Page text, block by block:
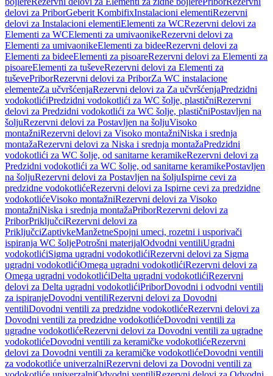
delovi za PriborGeberit KombifixInstalacioni elementiRezervni
delovi za Instalacioni elementiElementi za WCRezervni delovi za
Elementi za WCElementi za umivaonikeRezervni delovi za
Elementi za umivaonikeElementi za bideeRezervni delovi za
Elementi za bideeElementi za pisoareRezervni delovi za Elementi za
pisoareElementi za tuševeRezervni delovi za Elementi za
tuševePriborRezervni delovi za PriborZa WC instalacione
elementeZa učvršćenjaRezervni delovi za Za učvršćenjaPredzidni
vodokotlićiPredzidni vodokotlići za WC šolje, plastičniRezervni
delovi za Predzidni vodokotlići za WC šolje, plastičniPostavljen na
šoljuRezervni delovi za Postavljen na šoljuVisoko
montažniRezervni delovi za Visoko montažniNiska i srednja
montažaRezervni delovi za Niska i srednja montažaPredzidni
vodokotlići za WC šolje, od sanitarne keramikeRezervni delovi za
Predzidni vodokotlići za WC šolje, od sanitarne keramikePostavljen
na šoljuRezervni delovi za Postavljen na šoljuIspirne cevi za
predzidne vodokotlićeRezervni delovi za Ispirne cevi za predzidne
vodokotlićeVisoko montažniRezervni delovi za Visoko
montažniNiska i srednja montažaPriborRezervni delovi za
PriborPriključciRezervni delovi za
PriključciZaptivkeManžetneSpojni umeci, rozetni i usporivači
ispiranja WC šoljePotrošni materijalOdvodni ventiliUgradni
vodokotlićiSigma ugradni vodokotlićiRezervni delovi za Sigma
ugradni vodokotlićiOmega ugradni vodokotlićiRezervni delovi za
Omega ugradni vodokotlićiDelta ugradni vodokotlićiRezervni
delovi za Delta ugradni vodokotlićiPriborDovodni i odvodni ventili
za ispiranjeDovodni ventiliRezervni delovi za Dovodni
ventiliDovodni ventili za predzidne vodokotlićeRezervni delovi za
Dovodni ventili za predzidne vodokotlićeDovodni ventili za
ugradne vodokotlićeRezervni delovi za Dovodni ventili za ugradne
vodokotlićeDovodni ventili za keramičke vodokotlićeRezervni
delovi za Dovodni ventili za keramičke vodokotlićeDovodni ventili
za vodokotliće univerzalniRezervni delovi za Dovodni ventili za